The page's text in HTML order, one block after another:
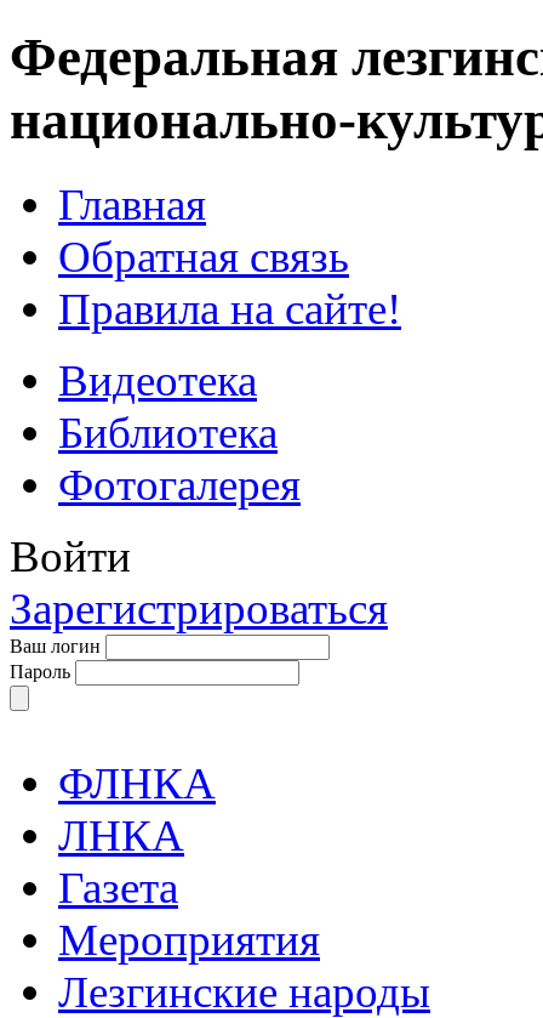
Федеральная
национально-
Главная
Обратная связь
Правила на сайте!
Видеотека
Библиотека
Фотогалерея
Войти
Зарегистрироваться
Ваш логин
Пароль
ФЛНКА
ЛНКА
Газета
Мероприятия
Лезгинские народы